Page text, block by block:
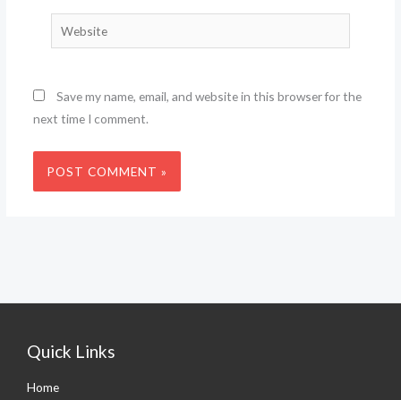
Website
Save my name, email, and website in this browser for the
next time I comment.
Quick Links
Home